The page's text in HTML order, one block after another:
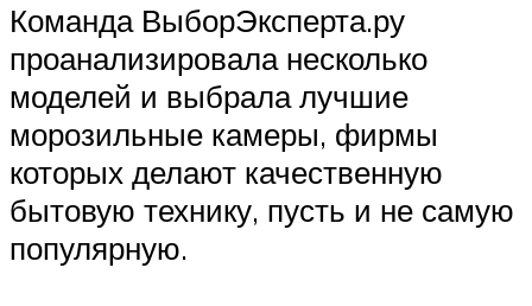
Команда ВыборЭксперта.ру
проанализировала несколько
моделей и выбрала лучшие
морозильные камеры, фирмы
которых делают качественную
бытовую технику, пусть и не самую
популярную.